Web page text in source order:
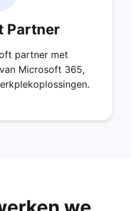
Partner
partner met
Microsoft 365,